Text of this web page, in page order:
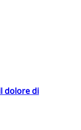
dolore di